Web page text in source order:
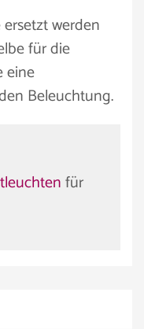
werden
für die
eine
Beleuchtung.
für